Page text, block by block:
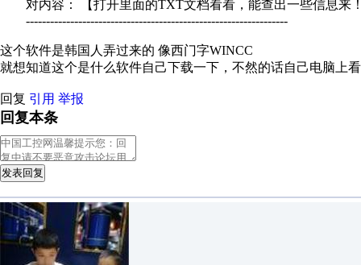
对内容： 【打开里面的TXT文档看看，能查出一些信息来
-----------------------------------------------------------------
这个软件是韩国人弄过来的 像西门字WINCC
就想知道这个是什么软件自己下载一下，不然的话自己电脑上
回复 引用 举报
回复本条
发表回复